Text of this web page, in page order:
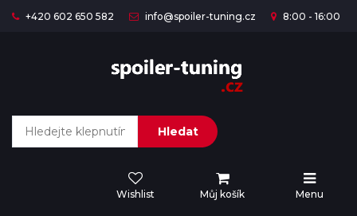
+420 602 650 582 info@spoiler-tuning.cz 8:00 - 16:00
Hledat
Wishlist Můj košík Menu